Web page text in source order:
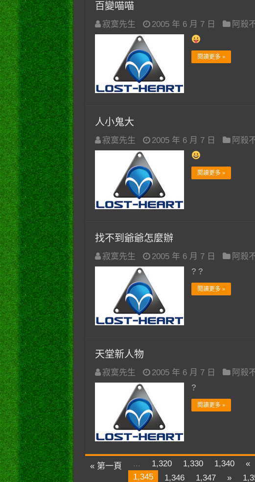
百變喵喵
寂寞先生 2005 年 6 月 7 日 阿殺
閱讀更多 »
人小鬼大
寂寞先生 2005 年 6 月 7 日 阿殺
閱讀更多 »
找不到爺爺怎麼辦
寂寞先生 2005 年 6 月 7 日 阿殺
? ?
閱讀更多 »
天堂新人物
寂寞先生 2005 年 6 月 7 日 阿殺
?
閱讀更多 »
« 第一頁 ... 1,320 1,330 1,340 «
1,345
1,346 1,347 »